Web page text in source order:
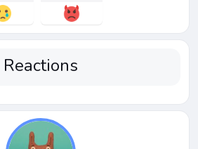
Reactions